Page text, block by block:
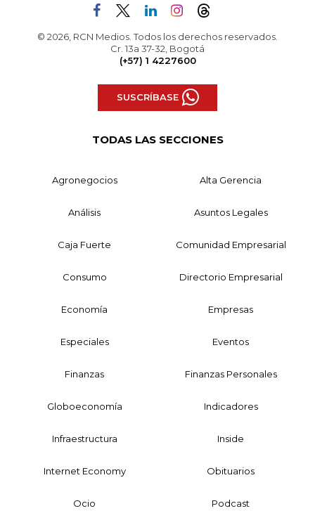
© 2026, RCN Medios. Todos los derechos reservados.
Cr. 13a 37-32, Bogotá
(+57) 1 4227600
SUSCRÍBASE
TODAS LAS SECCIONES
Agronegocios Alta Gerencia
Análisis Asuntos Legales
Caja Fuerte Comunidad Empresarial
Consumo Directorio Empresarial
Economía Empresas
Especiales Eventos
Finanzas Finanzas Personales
Globoeconomía Indicadores
Infraestructura Inside
Internet Economy Obituarios
Ocio Podcast